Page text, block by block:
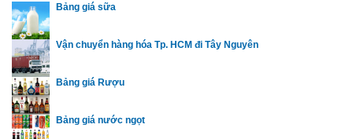
Bảng giá sữa
Vận chuyển hàng hóa Tp. HCM đi Tây Nguyên
Bảng giá Rượu
Bảng giá nước ngọt